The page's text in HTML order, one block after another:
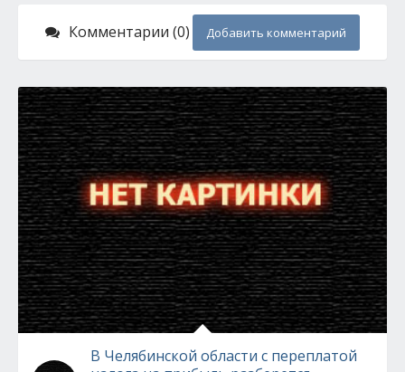
Комментарии (0) Добавить комментарий
В Челябинской области с переплатой